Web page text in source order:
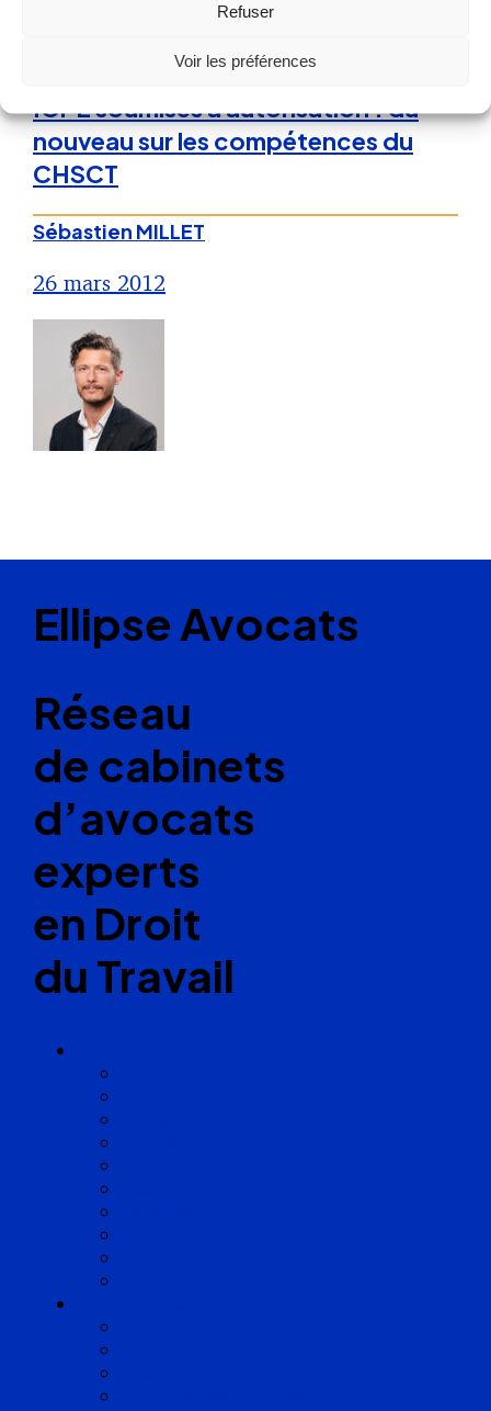
Refuser
Voir les préférences
Droit de la Santé, sécurité au travail
ICPE soumises à autorisation : du
nouveau sur les compétences du
CHSCT
Sébastien MILLET
26 mars 2012
Ellipse Avocats
Réseau
de cabinets
d’avocats
experts
en Droit
du Travail